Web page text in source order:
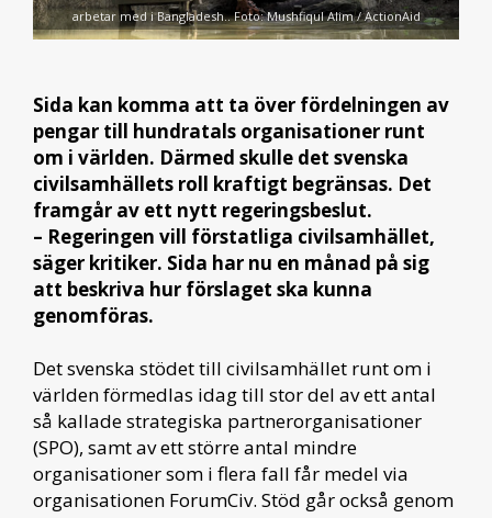
arbetar med i Bangladesh.. Foto: Mushfiqul Alim / ActionAid
Sida kan komma att ta över fördelningen av
pengar till hundratals organisationer runt
om i världen. Därmed skulle det svenska
civilsamhällets roll kraftigt begränsas. Det
framgår av ett nytt regeringsbeslut.
– Regeringen vill förstatliga civilsamhället,
säger kritiker. Sida har nu en månad på sig
att beskriva hur förslaget ska kunna
genomföras.
Det svenska stödet till civilsamhället runt om i
världen förmedlas idag till stor del av ett antal
så kallade strategiska partnerorganisationer
(SPO), samt av ett större antal mindre
organisationer som i flera fall får medel via
organisationen ForumCiv. Stöd går också genom